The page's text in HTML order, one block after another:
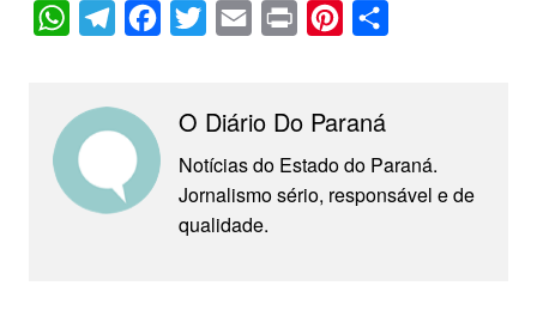
W
t
s
A
e
r
b
t
t
e
r
i
l
n
t
t
e
r
a
r
O Diário Do Paraná
Notícias do Estado do Paraná.
Jornalismo sério, responsável e de
qualidade.